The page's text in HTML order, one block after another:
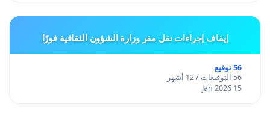
إيقاف إجراءات نقل مقر وزارة الشؤون الثقافية فورًا
56 توقيع
56 التوقيعات / 12 أشهر
15 Jan 2026